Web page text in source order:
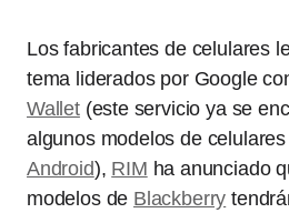
Los fabricantes de celulares
tema liderados por Google
Wallet(este servicio ya se
algunos modelos de
Android), RIM ha anunciado
modelos de Blackberry